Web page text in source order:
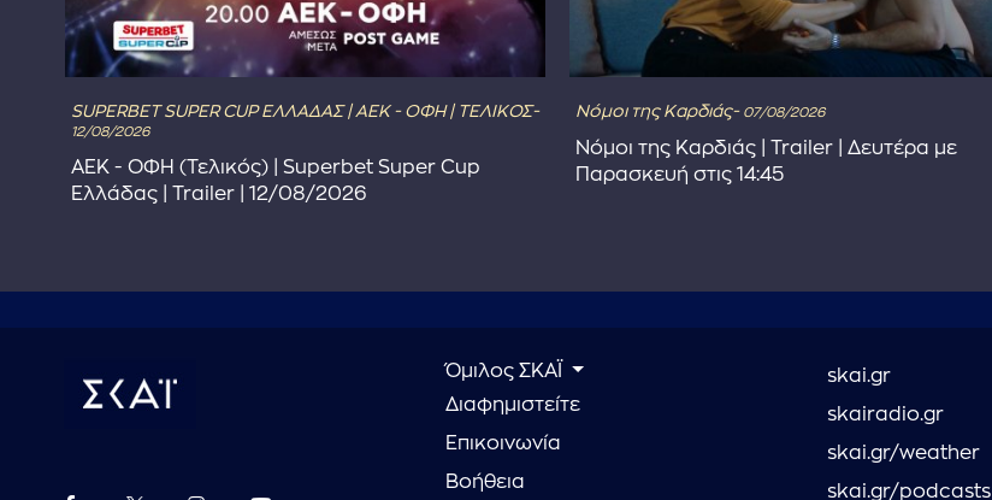
SUPERBET SUPER CUP ΕΛΛΑΔΑΣ | ΑΕΚ - ΟΦΗ | ΤΕΛΙΚΟΣ-
12/08/2026
ΑΕΚ - ΟΦΗ (Τελικός) | Superbet Super Cup
Ελλάδας | Trailer | 12/08/2026
Νόμοι της Καρδιάς- 07/08/2026
Νόμοι της Καρδιάς | Trailer | Δευτέρα με
Παρασκευή στις 14:45
Όμιλος ΣΚΑΪ
Διαφημιστείτε
Επικοινωνία
Βοήθεια
skai.gr
skairadio.gr
skai.gr/weather
skai.gr/podcasts